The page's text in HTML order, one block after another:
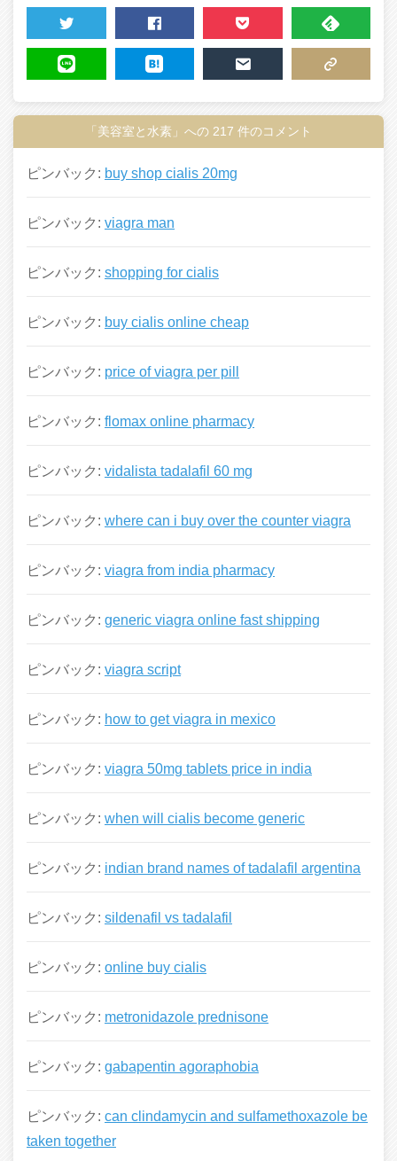
TWEET SHARE POCKET FEEDLY
「美容室と水素」への 217 件のコメント
ピンバック: buy shop cialis 20mg
ピンバック: viagra man
ピンバック: shopping for cialis
ピンバック: buy cialis online cheap
ピンバック: price of viagra per pill
ピンバック: flomax online pharmacy
ピンバック: vidalista tadalafil 60 mg
ピンバック: where can i buy over the counter viagra
ピンバック: viagra from india pharmacy
ピンバック: generic viagra online fast shipping
ピンバック: viagra script
ピンバック: how to get viagra in mexico
ピンバック: viagra 50mg tablets price in india
ピンバック: when will cialis become generic
ピンバック: indian brand names of tadalafil argentina
ピンバック: sildenafil vs tadalafil
ピンバック: online buy cialis
ピンバック: metronidazole prednisone
ピンバック: gabapentin agoraphobia
ピンバック: can clindamycin and sulfamethoxazole be
taken together